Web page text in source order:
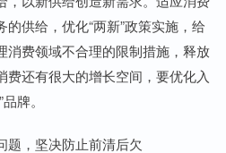
供给，优化“两新”政策实施，给
消费领域不合理的限制措施，释放
费还有很大的增长空间，要优化入
牌。
，坚决防止前清后欠